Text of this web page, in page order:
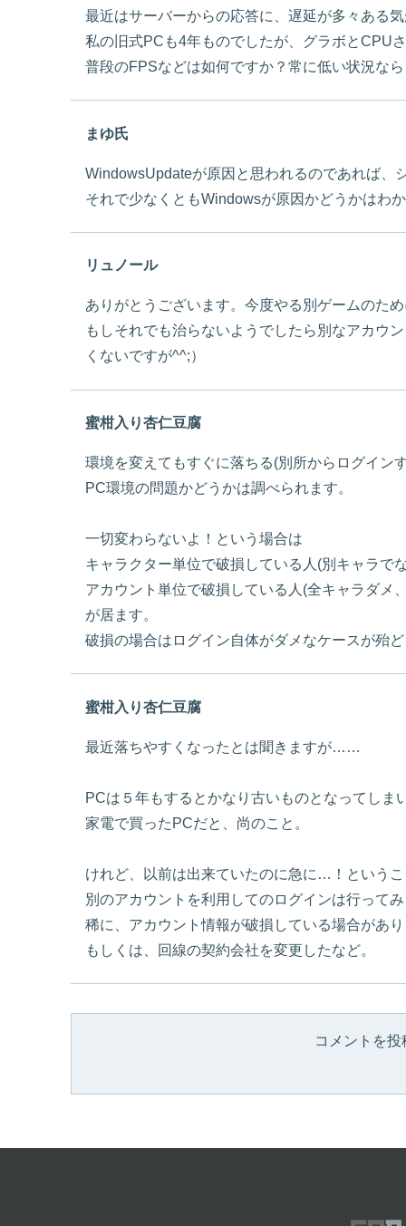
最近はサーバーからの応答に、遅延が多々ある
私の旧式PCも4年ものでしたが、グラボとCPU
普段のFPSなどは如何ですか？常に低い状況な
まゆ氏
WindowsUpdateが原因と思われるのであれば、
それで少なくともWindowsが原因かどうかはわ
リュノール
ありがとうございます。今度やる別ゲームのた
もしそれでも治らないようでしたら別なアカウ
くないですが^^;）
蜜柑入り杏仁豆腐
環境を変えてもすぐに落ちる(別所からログイン
PC環境の問題かどうかは調べられます。
一切変わらないよ！という場合は
キャラクター単位で破損している人(別キャラで
アカウント単位で破損している人(全キャラダメ
が居ます。
破損の場合はログイン自体がダメなケースが殆
蜜柑入り杏仁豆腐
最近落ちやすくなったとは聞きますが……
PCは５年もするとかなり古いものとなってしま
家電で買ったPCだと、尚のこと。
けれど、以前は出来ていたのに急に…！という
別のアカウントを利用してのログインは行って
稀に、アカウント情報が破損している場合があ
もしくは、回線の契約会社を変更したなど。
コメントを